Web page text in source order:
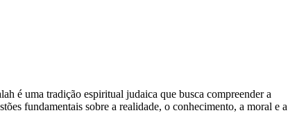
é uma tradição espiritual judaica que busca compreender a
fundamentais sobre a realidade, o conhecimento, a moral e a